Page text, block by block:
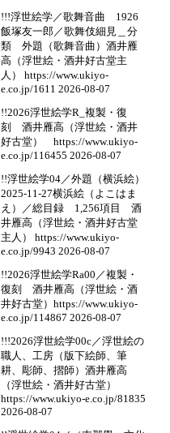
!!!浮世絵学／歌舞音曲 1926
飯塚友一郎／歌舞伎細見＿分
類 外題（歌舞音曲）酒井雁
高（浮世絵・酒井好古堂主
人） https://www.ukiyo-
e.co.jp/1611 2026-08-07
!!2026浮世絵学R_複製・復
刻 酒井雁高（浮世絵・酒井
好古堂） https://www.ukiyo-
e.co.jp/116455 2026-08-07
!!浮世絵学04／外題（横浜絵）
2025-11-27横浜絵（よこはま
え）／総目録 1,256項目 酒
井雁高（浮世絵・酒井好古堂
主人） https://www.ukiyo-
e.co.jp/9943 2026-08-07
!!2026浮世絵学Ra00／複製・
復刻 酒井雁高（浮世絵・酒
井好古堂）https://www.ukiyo-
e.co.jp/114867 2026-08-07
!!!2026浮世絵学00c／浮世絵の
職人、工房（版下絵師、筆
耕、彫師、摺師）酒井雁高
（浮世絵・酒井好古堂）
https://www.ukiyo-e.co.jp/81835
2026-08-07